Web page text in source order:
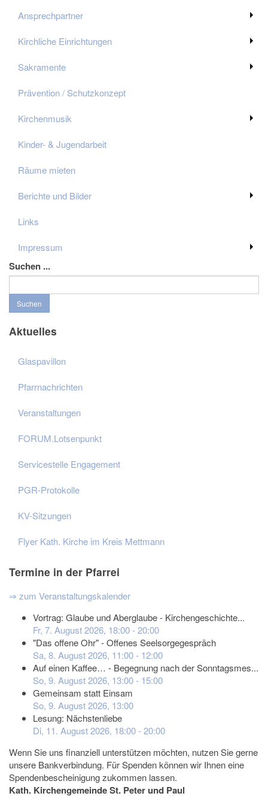
Ansprechpartner
Kirchliche Einrichtungen
Sakramente
Prävention / Schutzkonzept
Kirchenmusik
Kinder- & Jugendarbeit
Räume mieten
Berichte und Bilder
Links
Impressum
Suchen ...
Suchen
Aktuelles
Glaspavillon
Pfarrnachrichten
Veranstaltungen
FORUM.Lotsenpunkt
Servicestelle Engagement
PGR-Protokolle
KV-Sitzungen
Flyer Kath. Kirche im Kreis Mettmann
Termine in der Pfarrei
⇒ zum Veranstaltungskalender
Vortrag: Glaube und Aberglaube - Kirchengeschichte...
Fr, 7. August 2026, 18:00-20:00
"Das offene Ohr" - Offenes Seelsorgegespräch
Sa, 8. August 2026, 11:00- 12:00
Auf einen Kaffee… - Begegnung nach der Sonntagsmes...
So, 9. August 2026, 13:00- 15:00
Gemeinsam statt Einsam
So, 9. August 2026, 13:00
Lesung: Nächstenliebe
Di, 11. August 2026, 18:00-20:00
Wenn Sie uns finanziell unterstützen möchten, nutzen Sie gerne
unsere Bankverbindung. Für Spenden können wir Ihnen eine
Spendenbescheinigung zukommen lassen.
Kath. Kirchengemeinde St. Peter und Paul